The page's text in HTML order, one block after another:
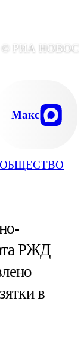
ОБЩЕСТВО
© РИА
Макс
РЖД
в